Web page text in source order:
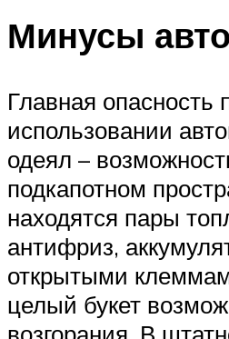
Минусы
Главная опасность
использовании
одеял –
подкапотном
находятся пары
антифриз,
открытыми
целый букет